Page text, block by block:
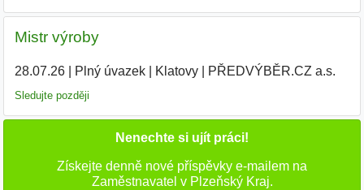
Mistr výroby
28.07.26| Plný úvazek| Klatovy| PŘEDVÝBĚR.CZ a.s.
Sledujte později
Nenechte si ujít práci!
Získejte denně nové příspěvky e-mailem na
Zaměstnavatel v Plzeňský Kraj.